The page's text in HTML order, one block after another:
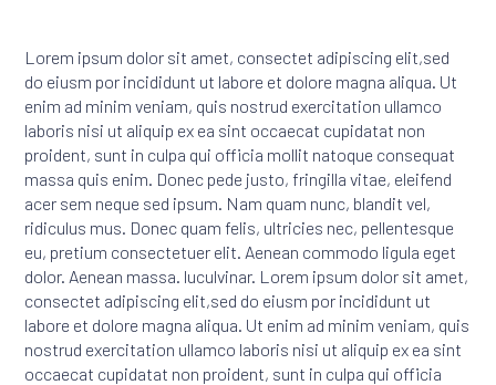
Lorem ipsum dolor sit amet, consectet adipiscing elit,sed
do eiusm por incididunt ut labore et dolore magna aliqua. Ut
enim ad minim veniam, quis nostrud exercitation ullamco
laboris nisi ut aliquip ex ea sint occaecat cupidatat non
proident, sunt in culpa qui officia mollit natoque consequat
massa quis enim. Donec pede justo, fringilla vitae, eleifend
acer sem neque sed ipsum. Nam quam nunc, blandit vel,
ridiculus mus. Donec quam felis, ultricies nec, pellentesque
eu, pretium consectetuer elit. Aenean commodo ligula eget
dolor. Aenean massa. luculvinar. Lorem ipsum dolor sit amet,
consectet adipiscing elit,sed do eiusm por incididunt ut
labore et dolore magna aliqua. Ut enim ad minim veniam, quis
nostrud exercitation ullamco laboris nisi ut aliquip ex ea sint
occaecat cupidatat non proident, sunt in culpa qui officia